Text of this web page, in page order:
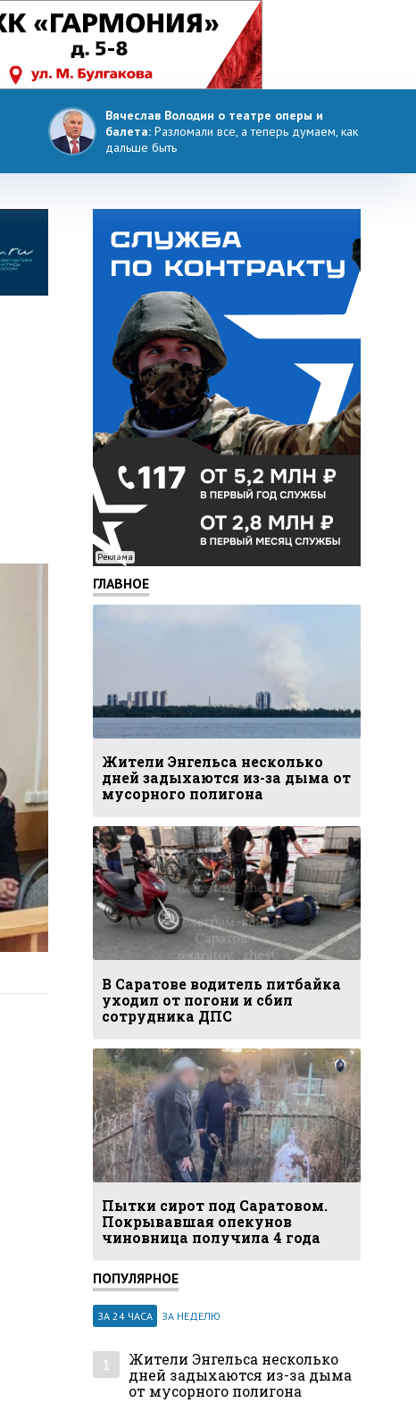
Вячеслав Володин о театре оперы и
балета: Разломали все, а теперь думаем, как
дальше быть
Реклама
ГЛАВНОЕ
Жители Энгельса несколько
дней задыхаются из-за дыма от
мусорного полигона
В Саратове водитель питбайка
уходил от погони и сбил
сотрудника ДПС
Пытки сирот под Саратовом.
Покрывавшая опекунов
чиновница получила 4 года
ПОПУЛЯРНОЕ
ЗА 24 ЧАСА ЗА НЕДЕЛЮ
1
Жители Энгельса несколько
дней задыхаются из-за дыма
от мусорного полигона